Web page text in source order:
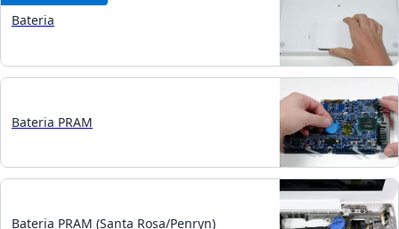
Bateria
Bateria PRAM
Bateria PRAM (Santa Rosa/Penryn)